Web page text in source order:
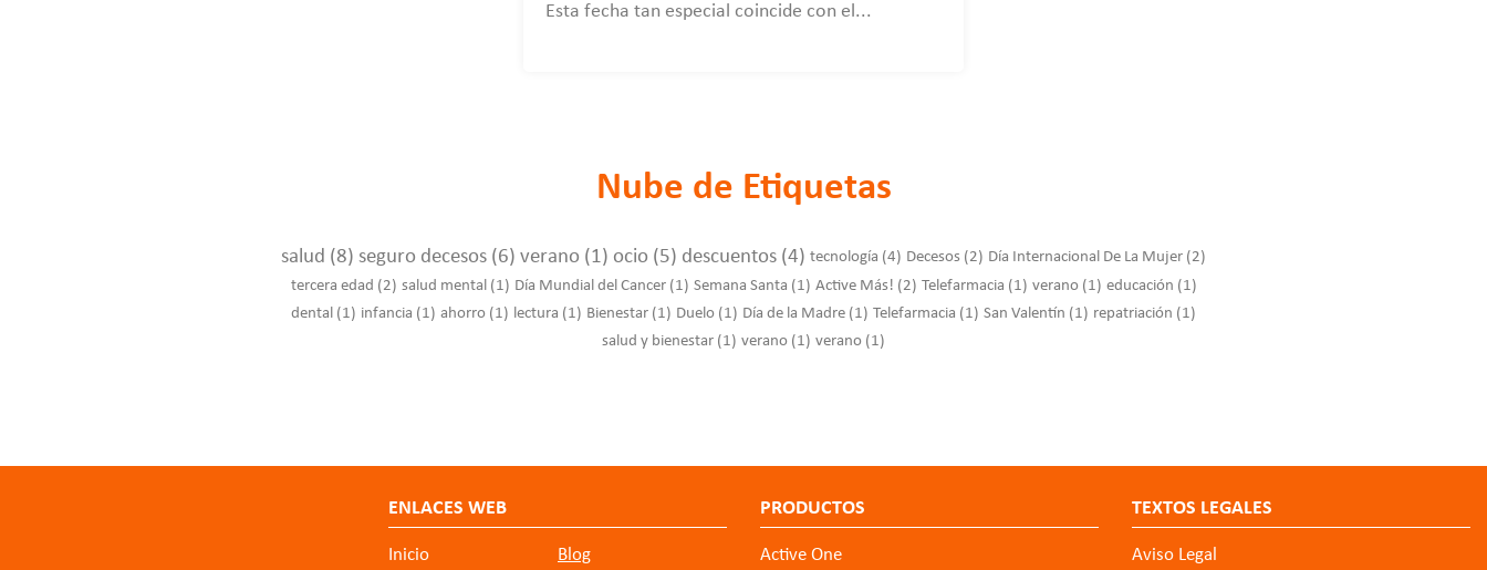
Esta fecha tan especial coincide con el...
Nube de Etiquetas
salud (8) seguro decesos (6) verano (1) ocio (5) descuentos (4) tecnología (4) Decesos (2) Día Internacional De La Mujer (2)
tercera edad (2) salud mental (1) Día Mundial del Cancer (1) Semana Santa (1) Active Más! (2) Telefarmacia (1) verano (1) educación (1)
dental (1) infancia (1) ahorro (1) lectura (1) Bienestar (1) Duelo (1) Día de la Madre (1) Telefarmacia (1) San Valentín (1) repatriación (1)
salud y bienestar (1) verano (1) verano (1)
ENLACES WEB
Inicio Blog
PRODUCTOS
Active One
TEXTOS LEGALES
Aviso Legal